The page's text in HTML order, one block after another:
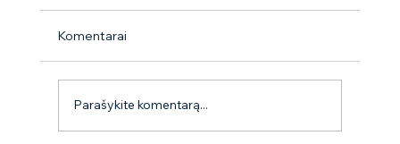
Komentarai
Parašykite komentarą...